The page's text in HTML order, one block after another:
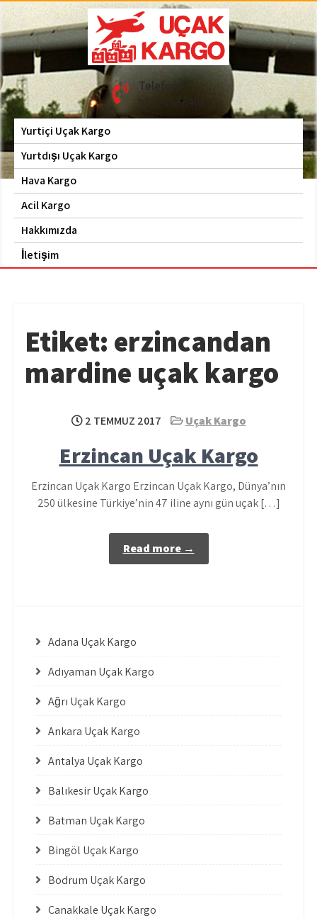
Skip
to
content
Hava Kargo | Acil Kargo
| 0535 653 6408
Uçak Kargo Telefon
0535 653 6408
Yurtiçi Uçak Kargo
Yurtdışı Uçak Kargo
Hava Kargo
Acil Kargo
Hakkımızda
İletişim
Etiket: erzincandan
mardine uçak kargo
2 TEMMUZ 2017 Uçak Kargo
Erzincan Uçak Kargo
Erzincan Uçak Kargo Erzincan Uçak Kargo, Dünya’nın
250 ülkesine Türkiye’nin 47 iline aynı gün uçak […]
Read more →
Adana Uçak Kargo
Adıyaman Uçak Kargo
Ağrı Uçak Kargo
Ankara Uçak Kargo
Antalya Uçak Kargo
Balıkesir Uçak Kargo
Batman Uçak Kargo
Bingöl Uçak Kargo
Bodrum Uçak Kargo
Çanakkale Uçak Kargo